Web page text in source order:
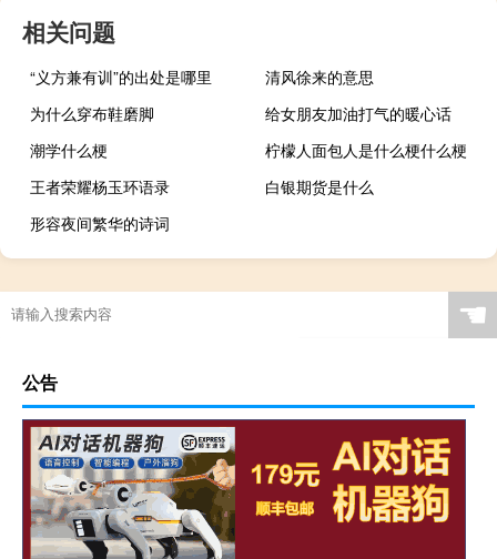
相关问题
“义方兼有训”的出处是哪里
清风徐来的意思
为什么穿布鞋磨脚
给女朋友加油打气的暖心话
潮学什么梗
柠檬人面包人是什么梗什么梗
王者荣耀杨玉环语录
白银期货是什么
形容夜间繁华的诗词
☚
公告